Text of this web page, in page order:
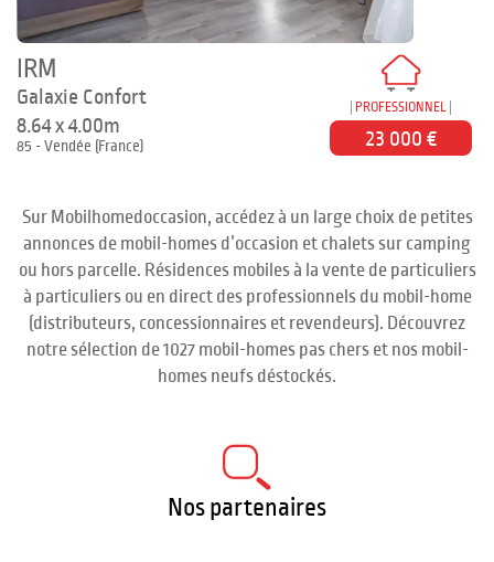
IRM
Galaxie Confort
8.64 x 4.00m
85 - Vendée (France)
PROFESSIONNEL
23 000 €
Sur Mobilhomedoccasion, accédez à un large choix de petites
annonces de mobil-homes d’occasion et chalets sur camping
ou hors parcelle. Résidences mobiles à la vente de particuliers
à particuliers ou en direct des professionnels du mobil-home
(distributeurs, concessionnaires et revendeurs). Découvrez
notre sélection de 1027 mobil-homes pas chers et nos mobil-
homes neufs déstockés.
Nos partenaires